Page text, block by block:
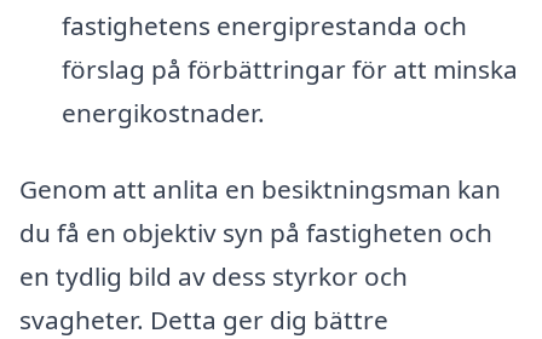
fastighetens energiprestanda och
förslag på förbättringar för att minska
energikostnader.
Genom att anlita en besiktningsman kan
du få en objektiv syn på fastigheten och
en tydlig bild av dess styrkor och
svagheter. Detta ger dig bättre